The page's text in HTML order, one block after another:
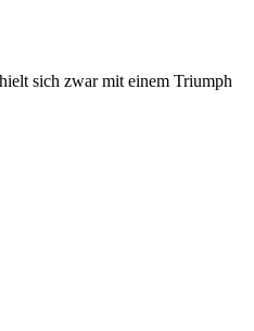
sich zwar mit einem Triumph